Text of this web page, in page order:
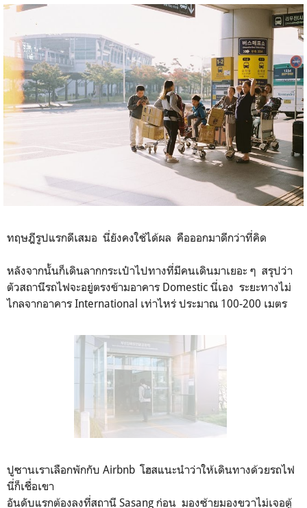
ทฤษฎีรูปแรกดีเสมอ นี่ยังคงใช้ได้ผล คือออกมาดีกว่าที่คิด
หลังจากนั้นก็เดินลากกระเป๋าไปทางที่มีคนเดินมาเยอะ ๆ สรุปว่า
ตัวสถานีรถไฟจะอยู่ตรงข้ามอาคาร Domestic นี่เอง ระยะทางไม่
ไกลจากอาคาร International เท่าไหร่ ประมาณ 100-200 เมตร